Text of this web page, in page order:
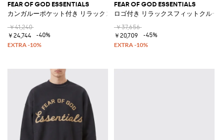
FEAR OF GOD ESSENTIALS
カンガルーポケット付き リラックスフィットコットンフーディ
￥41,240
￥24,744
-40%
FEAR OF GOD ESSENTIALS
ロゴ付き リラックスフィットクル
￥37,656
￥20,709
-45%